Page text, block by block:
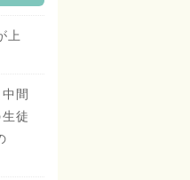
上
間
徒